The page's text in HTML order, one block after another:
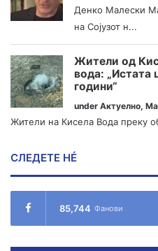
Денко Малески
на Сојузот н...
Жители од
вода: „Истата
години“
under Актуелно,
Жители на Кисела Вода преку
СЛЕДЕТЕ НÉ
85,744 Фанови